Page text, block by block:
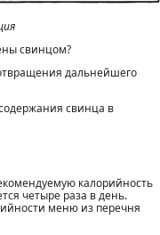
свинцом?
дальнейшего
свинца в
калорийность
четыре раза в день.
меню из перечня